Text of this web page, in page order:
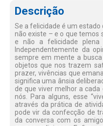
Descrição
Se a felicidade é um
não existe – e o que temos
e não a felicidade
Independentemente da
sempre em mente a
objetos que nos trazem
prazer, vivências que
significa uma ânsia
de que viver melhor a
nós. Para alguns, esse
através da prática de
pode vir da confecção de
da conversa com os